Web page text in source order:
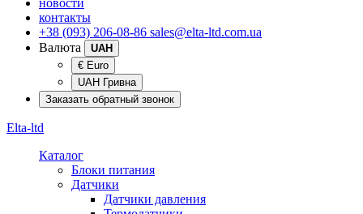
новости
контакты
+38 (093) 206-08-86 sales@elta-ltd.com.ua
Валюта
UAH
€ Euro
UAH Гривна
Заказать обратный звонок
Elta-ltd
Каталог
Блоки питания
Датчики
Датчики давления